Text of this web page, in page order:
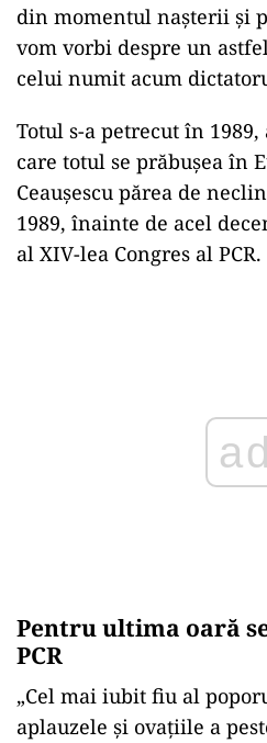
din momentul nașterii și
vom vorbi despre un
celui numit acum
Totul s-a petrecut în
care totul se prăbușea în
Ceaușescu părea de
1989, înainte de acel
al XIV-lea Congres al PCR.
Pentru ultima oară
PCR
„Cel mai iubit fiu al
aplauzele şi ovaţiile a